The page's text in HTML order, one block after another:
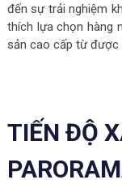
đến sự trải nghiệm
thích lựa chọn hàng
sản cao cấp từ được
TIẾN ĐỘ